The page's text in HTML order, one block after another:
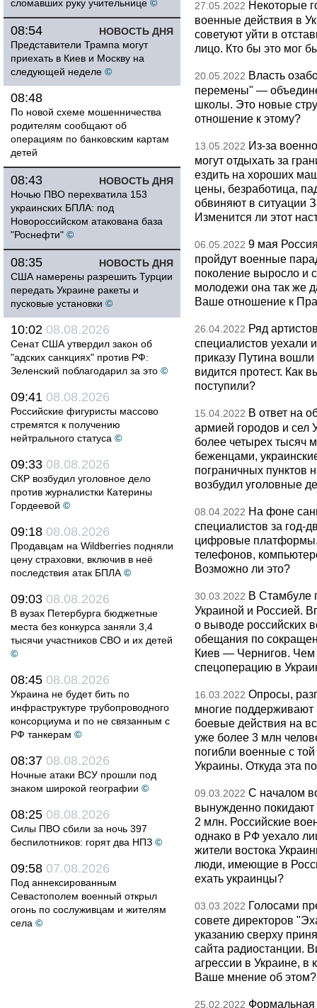
сломавших руку учительнице ©
НОВОСТЬ ДНЯ
08:54
Представители Трампа могут
приехать в Киев и Москву на
следующей неделе ©
08:48
По новой схеме мошенничества
родителям сообщают об
операциям по банковским картам
детей
НОВОСТЬ ДНЯ
08:43
Ночью ПВО перехватила 153
украинских БПЛА: под
Новороссийском атакована база
"Роснефти" ©
НОВОСТЬ ДНЯ
08:35
США намерены разрешить Турции
передать Украине ракеты и
пусковые установки ©
10:02 08.08.2026
Сенат США утвердил закон об
"адских санкциях" против РФ:
Зеленский поблагодарил за это ©
09:41 08.08.2026
Российские фигуристы массово
стремятся к получению
нейтрального статуса ©
09:33 08.08.2026
СКР возбудил уголовное дело
против журналистки Катерины
Гордеевой ©
09:18 08.08.2026
Продавцам на Wildberries подняли
цену страховки, включив в неё
последствия атак БПЛА ©
09:03 08.08.2026
В вузах Петербурга бюджетные
места без конкурса заняли 3,4
тысячи участников СВО и их детей
©
08:45 08.08.2026
Украина не будет бить по
инфраструктуре трубопроводного
консорциума и по не связанным с
РФ танкерам ©
08:37 08.08.2026
Ночные атаки ВСУ прошли под
знаком широкой географии ©
08:25 08.08.2026
Силы ПВО сбили за ночь 397
беспилотников: горят два НПЗ ©
09:58 07.08.2026
Под аннексированным
Севастополем военный открыл
огонь по сослуживцам и жителям
села ©
27.05.2022 Некоторые
военные действия в
советуют уйти в
лицо. Кто бы это мог
20.05.2022 Власть
перемены" —
школы. Это новые
отношение к этому?
13.05.2022 Из-за
могут отдыхать за
ездить на хороших
цены, безработица,
обвиняют в ситуации
Изменится ли этот
06.05.2022 9 мая
пройдут военные
поколение выросло и
молодежи она так же
Ваше отношение к
26.04.2022 Ряд
специалистов уехали
приказу Путина
видится протест. Как
поступили?
15.04.2022 В ответ на
армией городов и сел
более четырех тысяч
беженцами,
пограничных пунктов
возбудил уголовные
08.04.2022 На фоне
специалистов за год-
цифровые
телефонов,
Возможно ли это?
30.03.2022 В Стамбуле
Украиной и Россией.
о выводе российских
обещания по
Киев — Чернигов.
спецоперацию в
16.03.2022 Опросы,
многие поддерживают
боевые действия на
уже более 3 млн
погибли военные с
Украины. Откуда эта
09.03.2022 С началом
вынужденно покидают
2 млн. Российские
однако в РФ уехало
жители востока
люди, имеющие в
ехать украинцы?
03.03.2022 Голосами
совете директоров
указанию сверху
сайта радиостанции.
агрессии в Украине, в
Ваше мнение об этом?
25.02.2022 Формальная